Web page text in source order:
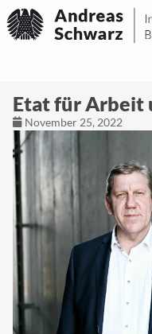
Etat für Arbeit
November 25, 2022